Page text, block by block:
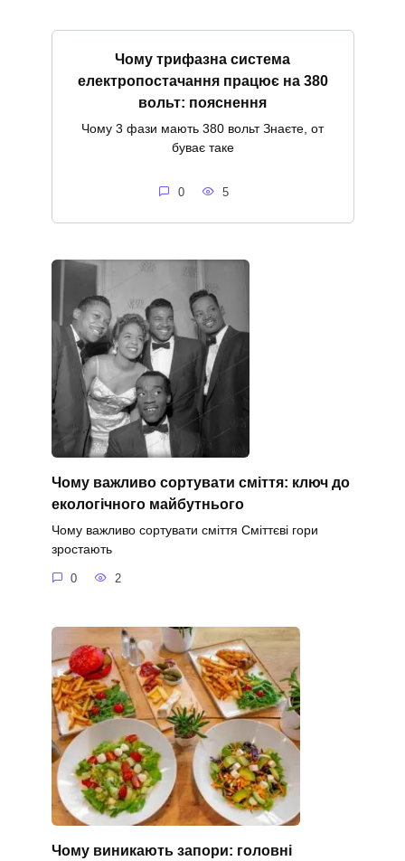
Чому трифазна система
електропостачання працює на 380
вольт: пояснення
Чому 3 фази мають 380 вольт Знаєте, от
буває таке
0 5
Чому важливо сортувати сміття: ключ до
екологічного майбутнього
Чому важливо сортувати сміття Сміттєві гори
зростають
0 2
Чому виникають запори: головні